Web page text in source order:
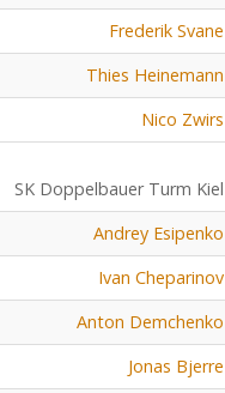
Frederik Svane
Thies Heinemann
Nico Zwirs
SK Doppelbauer Turm Kiel
Andrey Esipenko
Ivan Cheparinov
Anton Demchenko
Jonas Bjerre